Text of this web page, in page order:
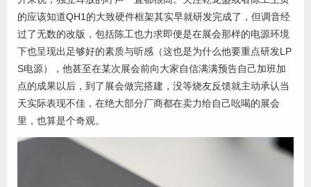
的应该知道QH1的大致硬件框架其实早就研发完成了，但调音经
过了无数的改版，包括陈工也力求即便是在展会那样的电源环境
下也呈现出足够好的素质与听感（这也是为什么他要重点研发LP
S电源），他甚至在某次展会前向大家自信满满预告自己加班加
点的成果以后，到了展会做完搭建，没等烧友反馈就主动承认当
天实际表现不佳，在绝大部分厂商都在卖力给自己吆喝的展会
里，也算是个奇观。